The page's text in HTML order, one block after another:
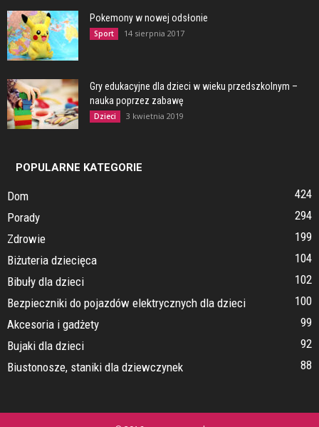
Pokemony w nowej odsłonie
Sport 14 sierpnia 2017
Gry edukacyjne dla dzieci w wieku przedszkolnym –
nauka poprzez zabawę
Dzieci 3 kwietnia 2019
POPULARNE KATEGORIE
Dom
424
Porady
294
Zdrowie
199
Biżuteria dziecięca
104
Bibuły dla dzieci
102
Bezpieczniki do pojazdów elektrycznych dla dzieci
100
Akcesoria i gadżety
99
Bujaki dla dzieci
92
Biustonosze, staniki dla dziewczynek
88